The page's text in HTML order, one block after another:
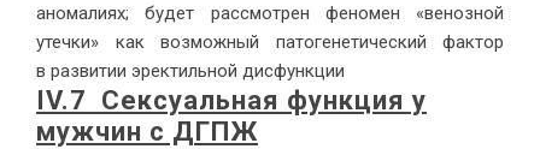
ано­ма­ли­ях; бу­дет рас­смот­рен фе­но­мен «ве­ноз­ной
утеч­ки» как воз­мож­ный па­то­ге­не­ти­че­ский фак­тор
в раз­ви­тии эрек­тиль­ной дис­функ­ции
IV.7 Сексуальная функция у
мужчин с ДГПЖ